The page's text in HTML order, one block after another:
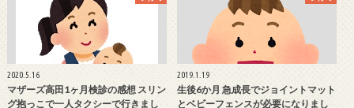
2020.5.16
マザーズ高田1ヶ月検診の感想 スリン
グ抱っこで一人タクシーで行きまし
2019.1.19
生後6か月 急成長でジョイントマット
とベビーフェンスが必要になりまし